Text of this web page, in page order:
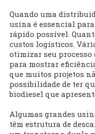
Quando uma
usina é essencial
rápido possível.
custos logísticos.
otimizar seu processo
para mostrar
que muitos projetos
possibilidade de ter
biodiesel que
Algumas grandes
têm estrutura de